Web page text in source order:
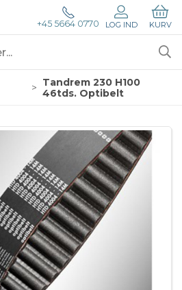
+45 5664 0770 LOG IND KURV
Tandrem 230 H100
46tds. Optibelt